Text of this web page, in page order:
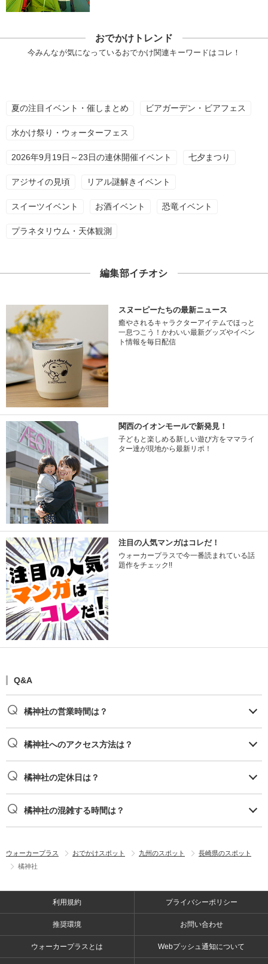
おでかけトレンド
今みんなが気になっているおでかけ関連キーワードはコレ！
夏の注目イベント・催しまとめ ビアガーデン・ビアフェス
水かけ祭り・ウォーターフェス
2026年9月19日～23日の連休開催イベント 七夕まつり
アジサイの見頃 リアル謎解きイベント
スイーツイベント お酒イベント 恐竜イベント
プラネタリウム・天体観測
編集部イチオシ
スヌーピーたちの最新ニュース
癒やされるキャラクターアイテムでほっと
一息つこう！かわいい最新グッズやイベン
ト情報を毎日配信
関西のイオンモールで新発見！
子どもと楽しめる新しい遊び方をママライ
ター達が現地から最新リポ！
注目の人気マンガはコレだ！
ウォーカープラスで今一番読まれている話
題作をチェック!!
Q&A
橘神社の営業時間は？
橘神社へのアクセス方法は？
橘神社の定休日は？
橘神社の混雑する時間は？
ウォーカープラス おでかけスポット 九州のスポット
長崎県のスポット
橘神社
利用規約 プライバシーポリシー
推奨環境 お問い合わせ
ウォーカープラスとは Webプッシュ通知について